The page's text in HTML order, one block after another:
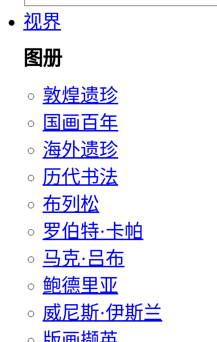
视界
图册
敦煌遗珍
国画百年
海外遗珍
历代书法
布列松
罗伯特·卡帕
马克·吕布
鲍德里亚
威尼斯·伊斯兰